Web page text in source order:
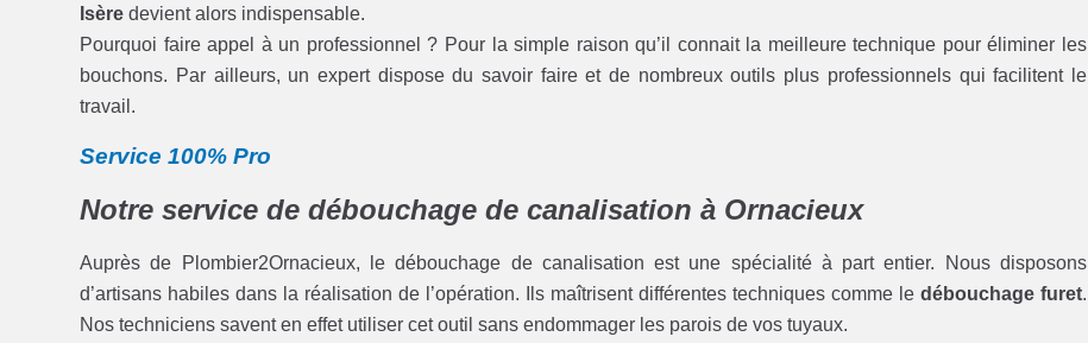
Isère devient alors indispensable.
Pourquoi faire appel à un professionnel ? Pour la simple raison qu’il connait la meilleure technique pour éliminer les
bouchons. Par ailleurs, un expert dispose du savoir faire et de nombreux outils plus professionnels qui facilitent le
travail.
Service 100% Pro
Notre service de débouchage de canalisation à Ornacieux
Auprès de Plombier2Ornacieux, le débouchage de canalisation est une spécialité à part entier. Nous disposons
d’artisans habiles dans la réalisation de l’opération. Ils maîtrisent différentes techniques comme le débouchage furet.
Nos techniciens savent en effet utiliser cet outil sans endommager les parois de vos tuyaux.